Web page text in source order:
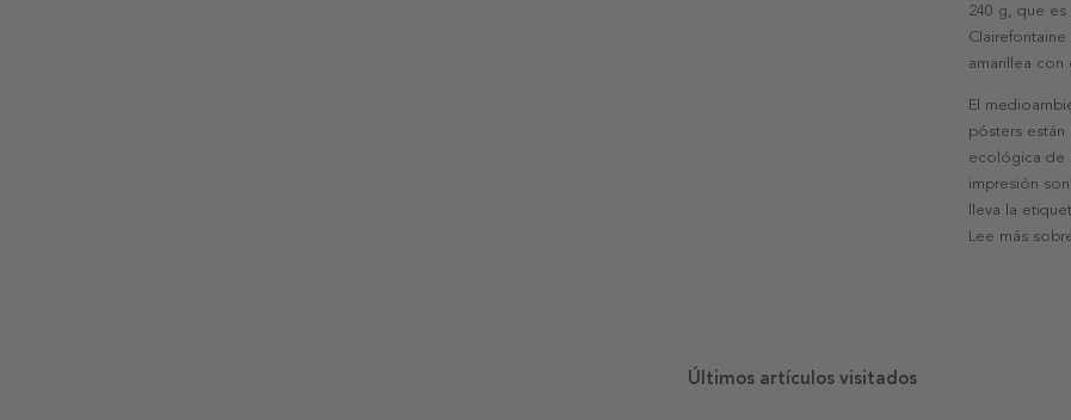
240 g, que
amarillea con
El
pósters están
ecológica de
impresión
lleva la
Lee más
Últimos artículos visitados